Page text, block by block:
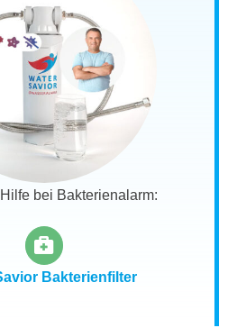
bei Bakterienalarm:
Bakterienfilter